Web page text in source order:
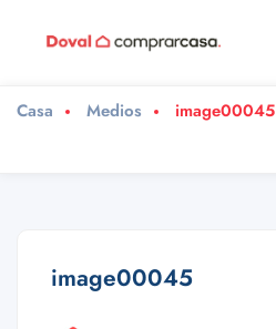
Casa Medios image00045
image00045